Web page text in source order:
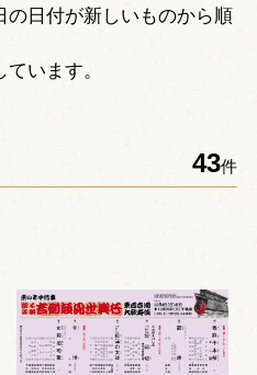
日付が新しいものから順
います。
43件